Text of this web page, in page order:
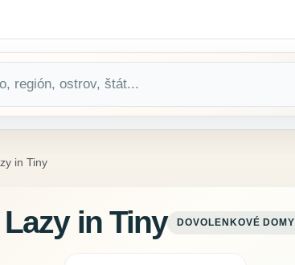
in Tiny
Lazy in Tiny DOVOLENKOVÉ DOMY